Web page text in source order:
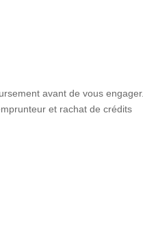
avant de vous engager.
et rachat de crédits